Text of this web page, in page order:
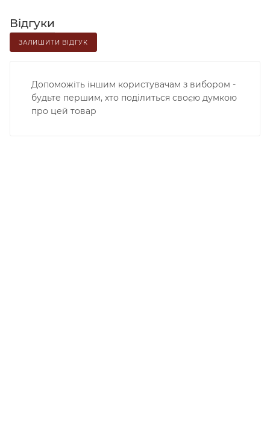
Відгуки
ЗАЛИШИТИ ВІДГУК
Допоможіть іншим користувачам з вибором -
будьте першим, хто поділиться своєю думкою
про цей товар